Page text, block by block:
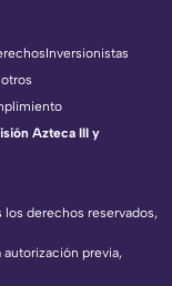
los derechos reservados,
previa,
Inversionistas
Azteca III y